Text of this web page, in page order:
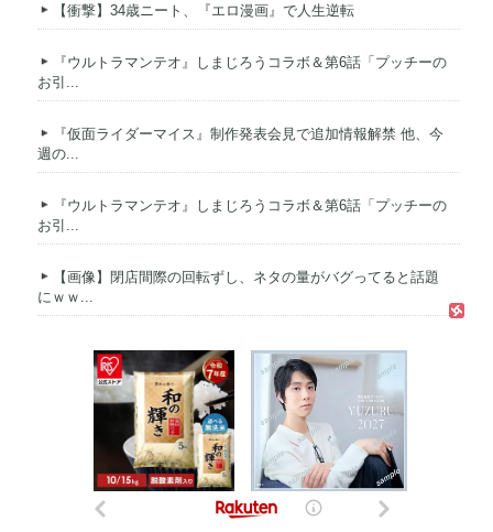
【衝撃】34歳ニート、『エロ漫画』で人生逆転
『ウルトラマンテオ』しまじろうコラボ＆第6話「プッチーの
お引...
『仮面ライダーマイス』制作発表会見で追加情報解禁 他、今
週の...
『ウルトラマンテオ』しまじろうコラボ＆第6話「プッチーの
お引...
【画像】閉店間際の回転ずし、ネタの量がバグってると話題
にｗｗ...